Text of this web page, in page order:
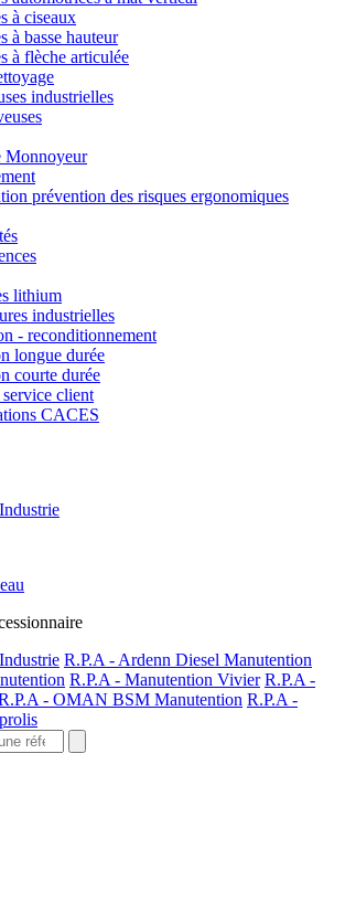
à ciseaux
à basse hauteur
à flèche articulée
industrielles
Monnoyeur
prévention des risques ergonomiques
lithium
industrielles
- reconditionnement
longue durée
courte durée
client
CACES
R.P.A - Ardenn Diesel Manutention
R.P.A - Manutention Vivier R.P.A -
- OMAN BSM Manutention R.P.A -